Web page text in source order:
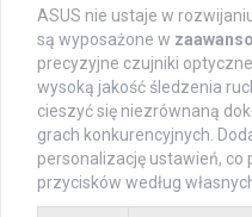
ASUS nie ustaje w
są wyposażone w
precyzyjne czujniki
wysoką jakość śledzenia
cieszyć się niezrównaną
grach konkurencyjnych.
personalizację ustawień,
przycisków według